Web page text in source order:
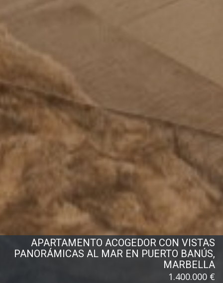
APARTAMENTO ACOGEDOR CON VISTAS
PANORÁMICAS AL MAR EN PUERTO BANÚS,
MARBELLA
1.400.000 €